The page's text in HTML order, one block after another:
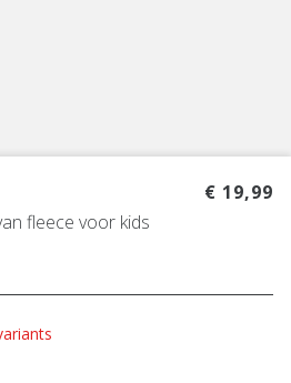
fleece voor kids
€ 19,99